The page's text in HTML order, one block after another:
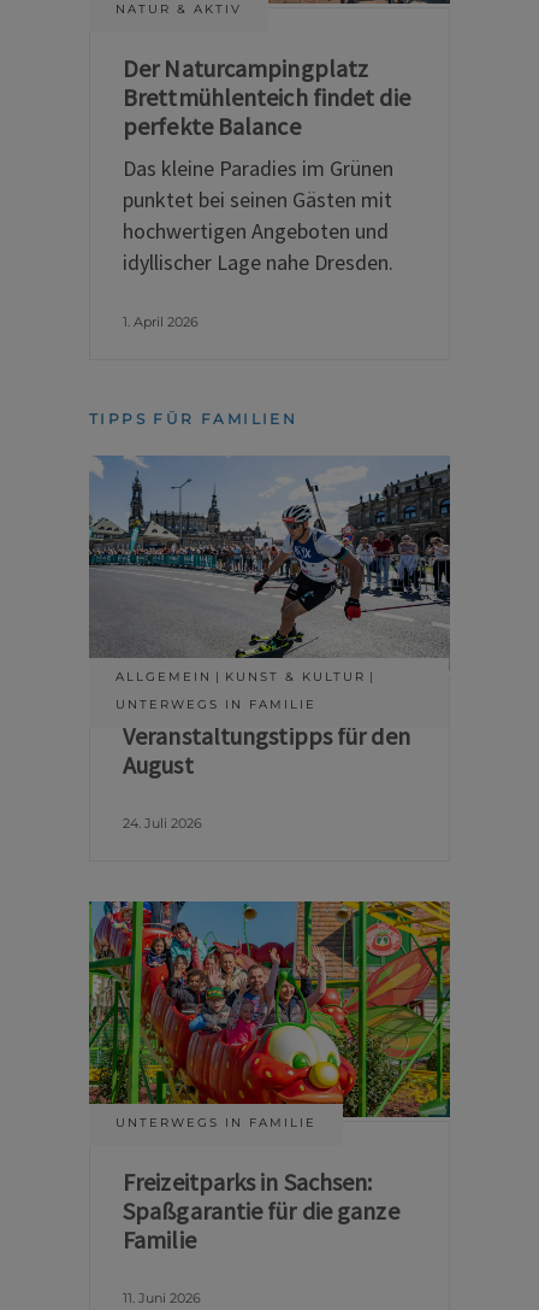
NATUR & AKTIV
Der Naturcampingplatz
Brettmühlenteich findet die
perfekte Balance
Das kleine Paradies im Grünen
punktet bei seinen Gästen mit
hochwertigen Angeboten und
idyllischer Lage nahe Dresden.
1. April 2026
TIPPS FÜR FAMILIEN
ALLGEMEIN
KUNST & KULTUR
UNTERWEGS IN FAMILIE
Veranstaltungstipps für den
August
24. Juli 2026
UNTERWEGS IN FAMILIE
Freizeitparks in Sachsen:
Spaßgarantie für die ganze
Familie
11. Juni 2026